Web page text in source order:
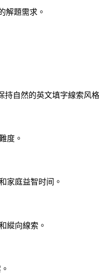
解題需求。
自然的英文填字線索风格
度。
家庭益智时间。
縱向線索。